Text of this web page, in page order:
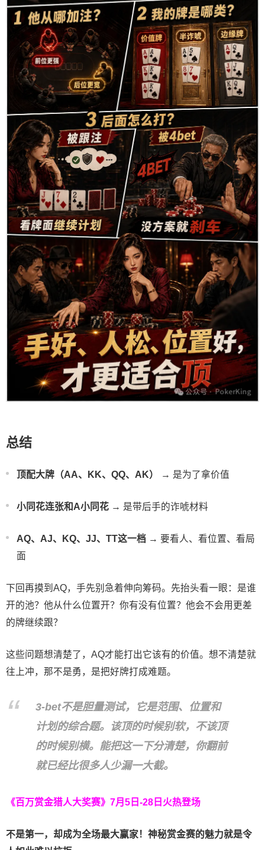
总结
顶配大牌（AA、KK、QQ、AK） → 是为了拿价值
小同花连张和A小同花 → 是带后手的诈唬材料
AQ、AJ、KQ、JJ、TT这一档 → 要看人、看位置、看局
面
下回再摸到AQ，手先别急着伸向筹码。先抬头看一眼：是谁
开的池？他从什么位置开？你有没有位置？他会不会用更差
的牌继续跟？
这些问题想清楚了，AQ才能打出它该有的价值。想不清楚就
往上冲，那不是勇，是把好牌打成难题。
3-bet不是胆量测试，它是范围、位置和
计划的综合题。该顶的时候别软，不该顶
的时候别横。能把这一下分清楚，你翻前
就已经比很多人少漏一大截。
《百万赏金猎人大奖赛》 7月5日-28日火热登场
不是第一，却成为全场最大赢家！神秘赏金赛的魅力就是令